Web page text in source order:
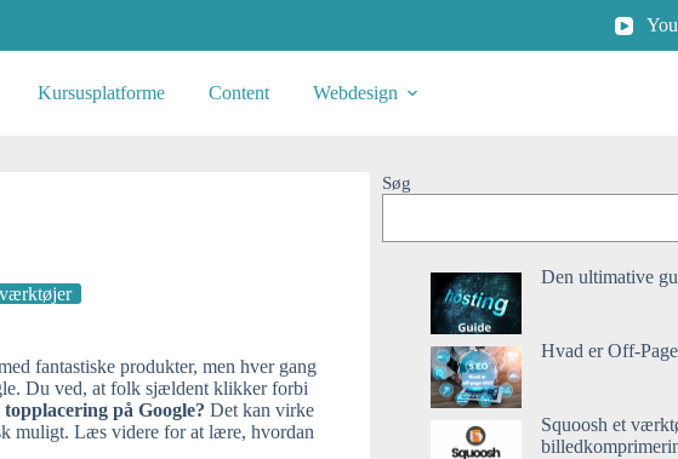
Kursusplatforme Content Webdesign
fantastiske produkter, men hver gang
Du ved, at folk sjældent klikker forbi
på Google? Det kan virke
muligt. Læs videre for at lære, hvordan
Søg
Den ultimative
Hvad er Off-
Squoosh et